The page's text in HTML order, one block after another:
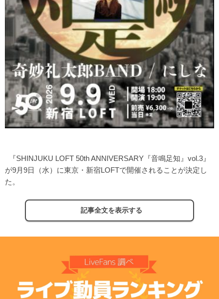
『SHINJUKU LOFT 50th ANNIVERSARY『音鳴足知』vol.3』
が9月9日（水）に東京・新宿LOFTで開催されることが決定し
た。
記事全文を表示する